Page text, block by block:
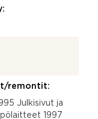
remontit:
Julkisivut ja
1997